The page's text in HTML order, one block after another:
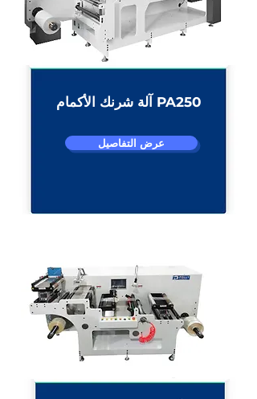
آلة شرنك الأكمام PA250
عرض التفاصيل